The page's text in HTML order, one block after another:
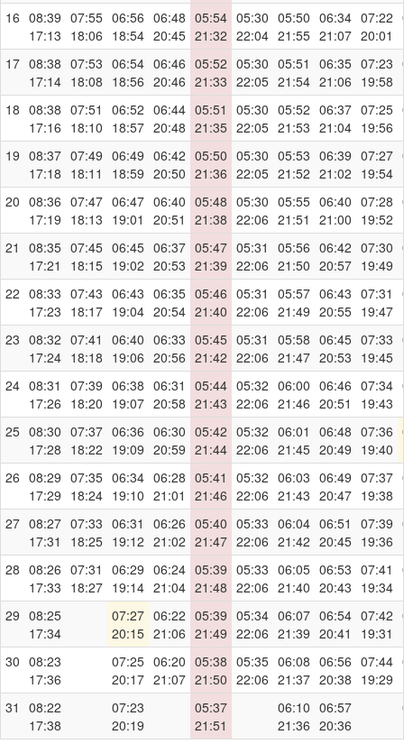
16 08:39
17:13
07:55
18:06
06:56
18:54
06:48
20:45
05:54
21:32
05:30
22:04
05:50
21:55
06:34
21:07
07:22
20:01
17 08:38
17:14
07:53
18:08
06:54
18:56
06:46
20:46
05:52
21:33
05:30
22:05
05:51
21:54
06:35
21:06
07:23
19:58
18 08:38
17:16
07:51
18:10
06:52
18:57
06:44
20:48
05:51
21:35
05:30
22:05
05:52
21:53
06:37
21:04
07:25
19:56
19 08:37
17:18
07:49
18:11
06:49
18:59
06:42
20:50
05:50
21:36
05:30
22:05
05:53
21:52
06:39
21:02
07:27
19:54
20 08:36
17:19
07:47
18:13
06:47
19:01
06:40
20:51
05:48
21:38
05:30
22:06
05:55
21:51
06:40
21:00
07:28
19:52
21
08:35
17:21
07:45
18:15
06:45
19:02
06:37
20:53
05:47
21:39
05:31
22:06
05:56
21:50
06:42
20:57
07:30
19:49
22 08:33
17:23
07:43
18:17
06:43
19:04
06:35
20:54
05:46
21:40
05:31
22:06
05:57
21:49
06:43
20:55
07:31
19:47
23 08:32
17:24
07:41
18:18
06:40
19:06
06:33
20:56
05:45
21:42
05:31
22:06
05:58
21:47
06:45
20:53
07:33
19:45
24 08:31
17:26
07:39
18:20
06:38
19:07
06:31
20:58
05:44
21:43
05:32
22:06
06:00
21:46
06:46
20:51
07:34
19:43
25 08:30
17:28
07:37
18:22
06:36
19:09
06:30
20:59
05:42
21:44
05:32
22:06
06:01
21:45
06:48
20:49
07:36
19:40
26 08:29
17:29
07:35
18:24
06:34
19:10
06:28
21:01
05:41
21:46
05:32
22:06
06:03
21:43
06:49
20:47
07:37
19:38
27 08:27
17:31
07:33
18:25
06:31
19:12
06:26
21:02
05:40
21:47
05:33
22:06
06:04
21:42
06:51
20:45
07:39
19:36
28 08:26
17:33
07:31
18:27
06:29
19:14
06:24
21:04
05:39
21:48
05:33
22:06
06:05
21:40
06:53
20:43
07:41
19:34
29 08:25
17:34
07:27
20:15
06:22
21:06
05:39
21:49
05:34
22:06
06:07
21:39
06:54
20:41
07:42
19:31
30 08:23
17:36
07:25
20:17
06:20
21:07
05:38
21:50
05:35
22:06
06:08
21:37
06:56
20:38
07:44
19:29
31
08:22
17:38
07:23
20:19
05:37
21:51
06:10
21:36
06:57
20:36